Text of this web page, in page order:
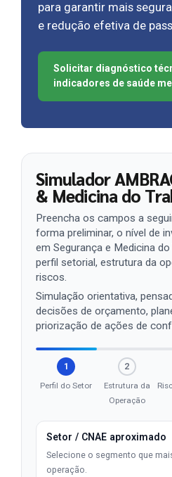
para garantir mais
e redução efetiva de
Solicitar diagnóstico
indicadores de saúde
Simulador
& Medicina do
Preencha os campos a
forma preliminar, o nível de
em Segurança e Medicina
perfil setorial, estrutura da
riscos.
Simulação orientativa,
decisões de orçamento,
priorização de ações de
1
Perfil do Setor
2
Estrutura da
Operação
Setor / CNAE aproximado
Selecione o segmento que
operação.